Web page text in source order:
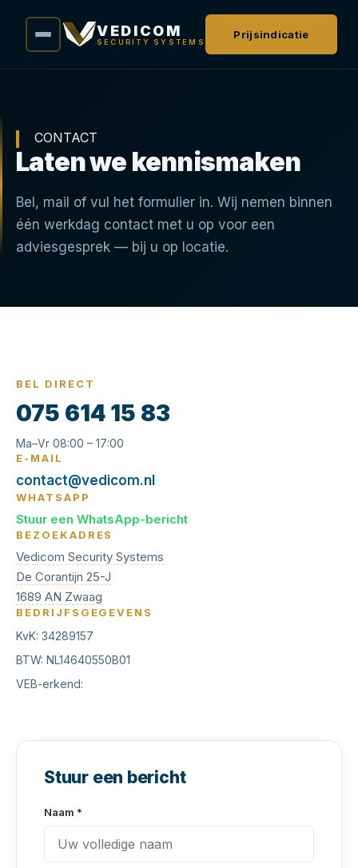
VEDICOM
SECURITY SYSTEMS
Prijsindicatie
CONTACT
Laten we kennismaken
Bel, mail of vul het formulier in. Wij nemen binnen
één werkdag contact met u op voor een
adviesgesprek — bij u op locatie.
BEL DIRECT
075 614 15 83
Ma–Vr 08:00 – 17:00
E-MAIL
contact@vedicom.nl
WHATSAPP
Stuur een WhatsApp-bericht
BEZOEKADRES
Vedicom Security Systems
De Corantijn 25-J
1689 AN Zwaag
BEDRIJFSGEGEVENS
KvK: 34289157
BTW: NL14640550B01
VEB-erkend:
Stuur een bericht
Naam *